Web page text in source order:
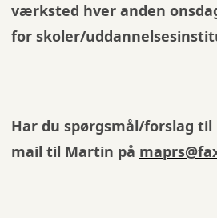
værksted hver anden
for skoler/
Har du spørgsmål/forslag
mail til Martin på